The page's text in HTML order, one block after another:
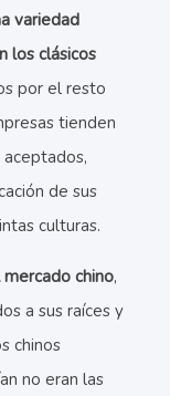
variedad
los clásicos
por el resto
tienden
de sus
culturas.
chino,
a sus raíces y
chinos
no eran las